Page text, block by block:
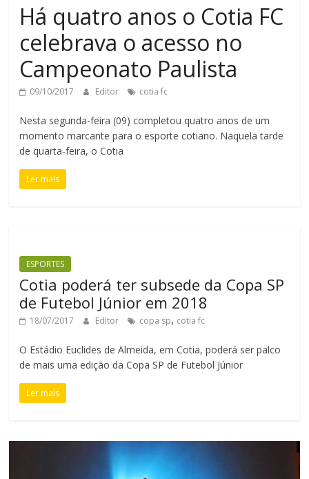
Há quatro anos o Cotia FC
celebrava o acesso no
Campeonato Paulista
09/10/2017 Editor cotia fc
Nesta segunda-feira (09) completou quatro anos de um
momento marcante para o esporte cotiano. Naquela tarde
de quarta-feira, o Cotia
Ler mais
ESPORTES
Cotia poderá ter subsede da Copa SP
de Futebol Júnior em 2018
18/07/2017 Editor copa sp, cotia fc
O Estádio Euclides de Almeida, em Cotia, poderá ser palco
de mais uma edição da Copa SP de Futebol Júnior
Ler mais